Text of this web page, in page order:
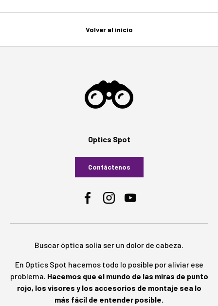
Volver al inicio
Optics Spot
Contáctenos
FacebookInstagramYouTube
Buscar óptica solía ser un dolor de cabeza.
En Optics Spot hacemos todo lo posible por aliviar ese
problema. Hacemos que el mundo de las miras de punto
rojo, los visores y los accesorios de montaje sea lo
más fácil de entender posible.